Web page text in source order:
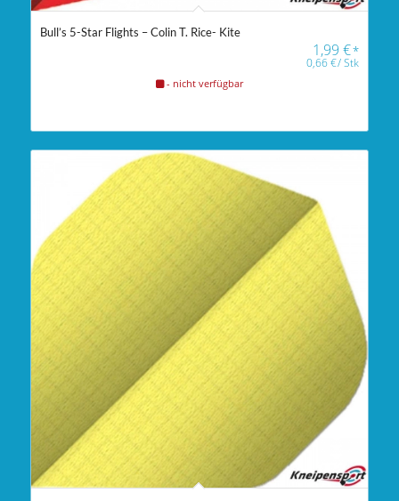
Bull’s 5-Star Flights – Colin T. Rice- Kite
1,99€*
0,66€/Stk
- nicht verfügbar